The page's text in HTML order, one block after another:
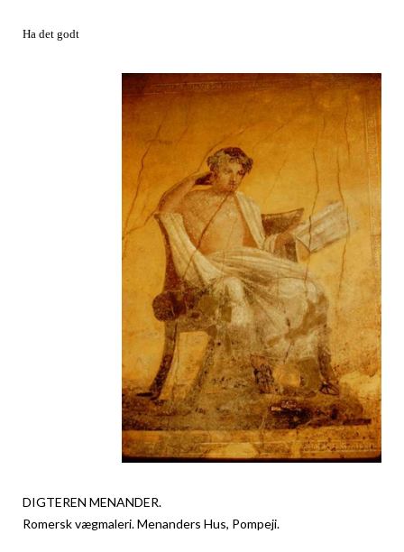
Ha det godt
DIGTEREN MENANDER.
Romersk vægmaleri. Menanders Hus, Pompeji.